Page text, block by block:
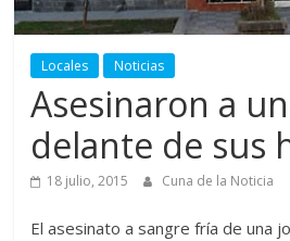
Locales Noticias
Asesinaron a
delante de sus
18 julio, 2015 Cuna de la Noticia
El asesinato a sangre fría de una